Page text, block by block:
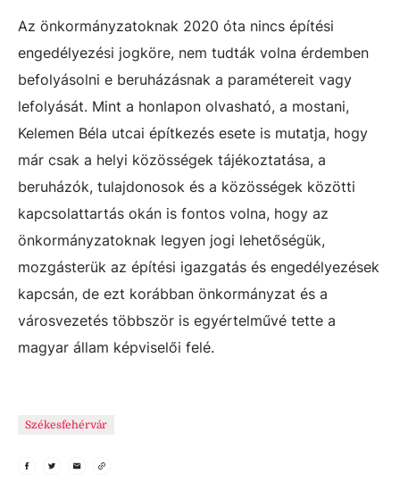
Az önkormányzatoknak 2020 óta nincs építési
engedélyezési jogköre, nem tudták volna érdemben
befolyásolni e beruházásnak a paramétereit vagy
lefolyását. Mint a honlapon olvasható, a mostani,
Kelemen Béla utcai építkezés esete is mutatja, hogy
már csak a helyi közösségek tájékoztatása, a
beruházók, tulajdonosok és a közösségek közötti
kapcsolattartás okán is fontos volna, hogy az
önkormányzatoknak legyen jogi lehetőségük,
mozgásterük az építési igazgatás és engedélyezések
kapcsán, de ezt korábban önkormányzat és a
városvezetés többször is egyértelművé tette a
magyar állam képviselői felé.
Székesfehérvár